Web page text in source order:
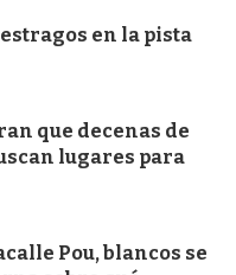
en la pista
que decenas de
lugares para
Pou, blancos se